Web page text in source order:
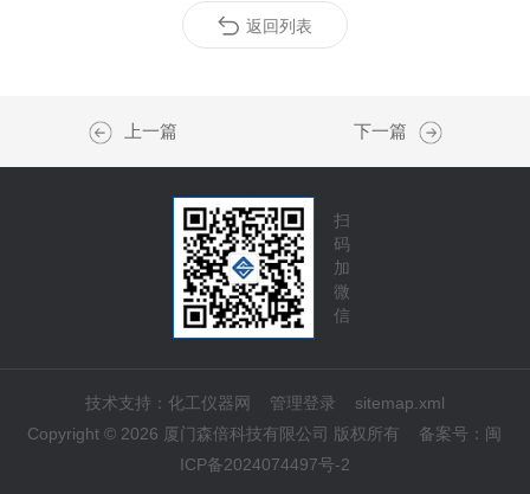
返回列表
上一篇 下一篇
扫
码
加
微
信
技术支持： 化工仪器网 管理登录
sitemap.xml
Copyright © 2026 厦门森倍科技有限公司 版权所有 备案号： 闽
ICP备2024074497号-2